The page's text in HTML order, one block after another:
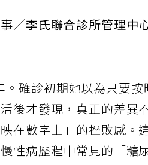
／李氏聯合診所管理中
確診初期她以為只要按
後才發現，真正的差異
在數字上」的挫敗感。
性病歷程中常見的「糖